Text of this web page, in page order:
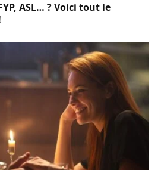
ASL… ? Voici tout le